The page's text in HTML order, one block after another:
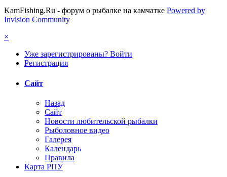
KamFishing.Ru - форум о рыбалке на камчатке Powered by
Invision Community
×
Уже зарегистрированы? Войти
Регистрация
Сайт
Назад
Сайт
Новости любительской рыбалки
Рыболовное видео
Галерея
Календарь
Правила
Карта РПУ